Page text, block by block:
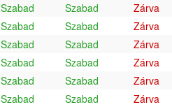
Szabad Szabad
Zárva
Szabad Szabad
Zárva
Szabad Szabad
Zárva
Szabad Szabad
Zárva
Szabad Szabad
Zárva
Szabad Szabad
Zárva